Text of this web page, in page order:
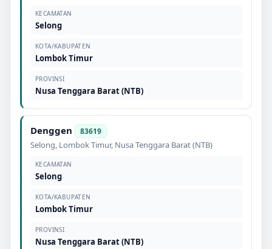
KECAMATAN
Selong
KOTA/KABUPATEN
Lombok Timur
PROVINSI
Nusa Tenggara Barat (NTB)
Denggen 83619
Selong, Lombok Timur, Nusa Tenggara Barat (NTB)
KECAMATAN
Selong
KOTA/KABUPATEN
Lombok Timur
PROVINSI
Nusa Tenggara Barat (NTB)